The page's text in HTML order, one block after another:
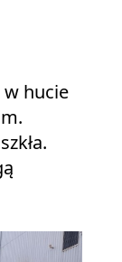
w hucie